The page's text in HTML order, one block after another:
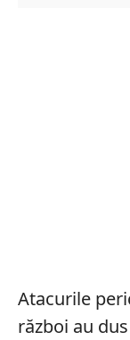
Atacurile
război au